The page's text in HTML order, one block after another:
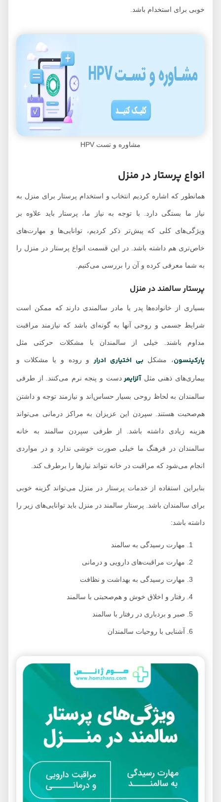
خوبی برای استخدام باشد.
مشاوره و تست HPV
انواع پرستار در منزل
همانطور که اشاره کردیم انتخاب و استخدام پرستار برای منزل به
نیاز ما بستگی دارد. با توجه به نیاز ما، پرستار باید علاوه بر
ویژگی‌های کلی که پیش‌تر ذکر کردیم، توانایی‌ها و مهارت‌های
خاص‌تری هم داشته باشد. در این قسمت انواع پرستار در منزل را
به شما معرفی کرده و آن را بررسی می‌کنیم.
پرستار سالمند در منزل
بسیاری از خانواده‌ها پدر یا مادر سالمندی دارند که ممکن است
شرایط جسمی و روحی آنها به گونه‌ای باشد که نیازمند مراقبت
مداوم باشند. خیلی از سالمندان با مشکلات حرکتی مثل
پارکینسون، مشکلبی اختیاری ادرار و روده و یا مشکلات و
بیماری‌های ذهنی مثل آلزایمر دست و پنجه نرم می‌کنند. از طرفی
سالمندان به لحاظ روحی بسیار حساس‌اند و نیازمند توجه و داشتن
هم‌صحبت هستند. سپردن این عزیزان به مراکز درمانی می‌تواند
هزینه زیادی داشته باشد. از طرفی سپردن سالمند به خانه
سالمندان در فرهنگ ما خیلی صورت خوشی ندارد و در مواردی
انجام می‌شود که مراقبت در خانه نتواند نیازها را برطرف کند.
بنابراین استفاده از خدمات پرستار در منزل می‌تواند گزینه خوبی
برای سالمندان باشد. پرستار سالمند در منزل باید توانایی‌های زیر را
داشته باشد:
مهارت رسیدگی به سالمند
مهارت مراقبت‌های دارویی و درمانی
مهارت رسیدگی به بهداشت و نظافت
رفتار و اخلاق خوش و هم‌صحبتی با سالمند
صبر و بردباری در رفتار با سالمند
آشنایی با روحیات سالمندان